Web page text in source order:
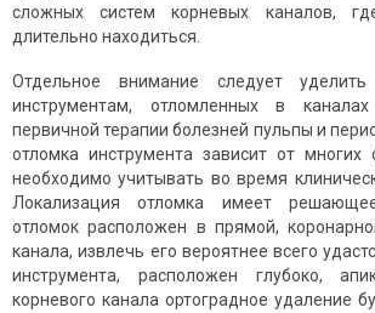
сложных систем корневых каналов,
длительно находиться.
Отдельное внимание следует уделить
инструментам, отломленных в
первичной терапии болезней пульпы и
отломка инструмента зависит от многих
необходимо учитывать во время
Локализация отломка имеет
отломок расположен в прямой,
канала, извлечь его вероятнее всего
инструмента, расположен глубоко,
корневого канала ортоградное удаление